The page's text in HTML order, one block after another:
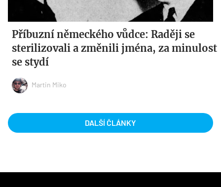
Příbuzní německého vůdce: Raději se
sterilizovali a změnili jména, za minulost
se stydí
Martin Miko
DALŠÍ ČLÁNKY